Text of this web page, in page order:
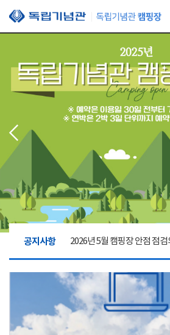
본문 바로가기
공지사항 2026년 5월 캠핑장 안점 점검
캠핑장(9월1일~6일) 미운영